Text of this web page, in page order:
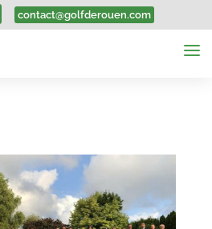
contact@golfderouen.com